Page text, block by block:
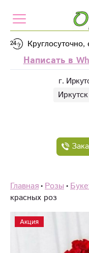
Написать в
г.
Главная Розы
красных роз
Акция